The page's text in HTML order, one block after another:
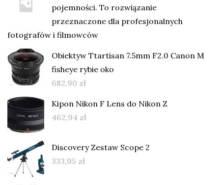
pojemności. To rozwiązanie
przeznaczone dla profesjonalnych
fotografów i filmowców
Obiektyw Ttartisan 7.5mm F2.0 Canon M
fisheye rybie oko
682,90 zł
Kipon Nikon F Lens do Nikon Z
462,94 zł
Discovery Zestaw Scope 2
333,95 zł